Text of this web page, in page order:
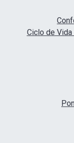
Ciclo de